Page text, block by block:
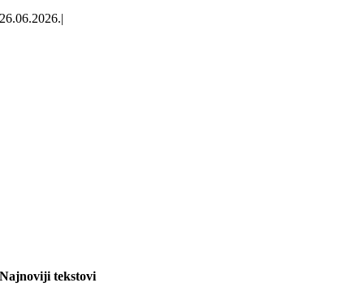
26.06.2026.|
Najnoviji tekstovi